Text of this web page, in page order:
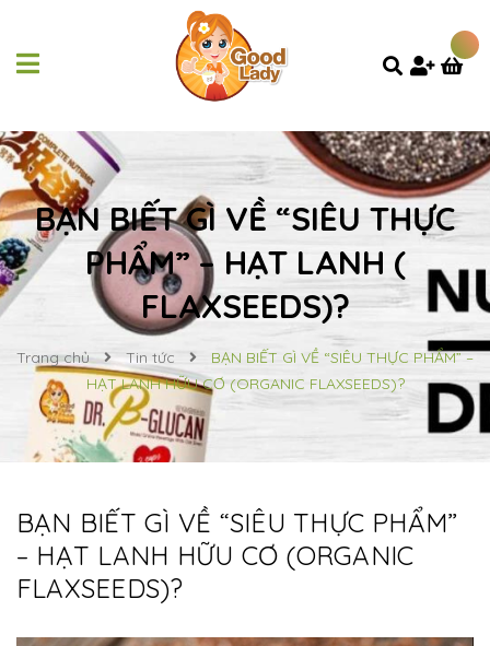
BẠN BIẾT GÌ VỀ “SIÊU THỰC
PHẨM” – HẠT LANH (
FLAXSEEDS)?
Trang chủ Tin tức
BẠN BIẾT GÌ VỀ “SIÊU THỰC PHẨM” –
HẠT LANH HỮU CƠ (ORGANIC FLAXSEEDS)?
BẠN BIẾT GÌ VỀ “SIÊU THỰC PHẨM”
– HẠT LANH HỮU CƠ (ORGANIC
FLAXSEEDS)?